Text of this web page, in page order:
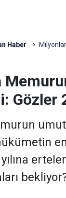
Haber
Gözler